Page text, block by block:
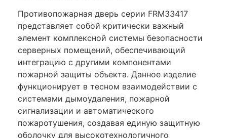
Противопожарная дверь серии FRM33417
представляет собой критически важный
элемент комплексной системы безопасности
серверных помещений, обеспечивающий
интеграцию с другими компонентами
пожарной защиты объекта. Данное изделие
функционирует в тесном взаимодействии с
системами дымоудаления, пожарной
сигнализации и автоматического
пожаротушения, создавая единую защитную
оболочку для высокотехнологичного